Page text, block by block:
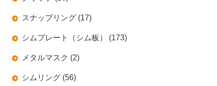
スナップリング (17)
シムプレート（シム板） (173)
メタルマスク (2)
シムリング (56)